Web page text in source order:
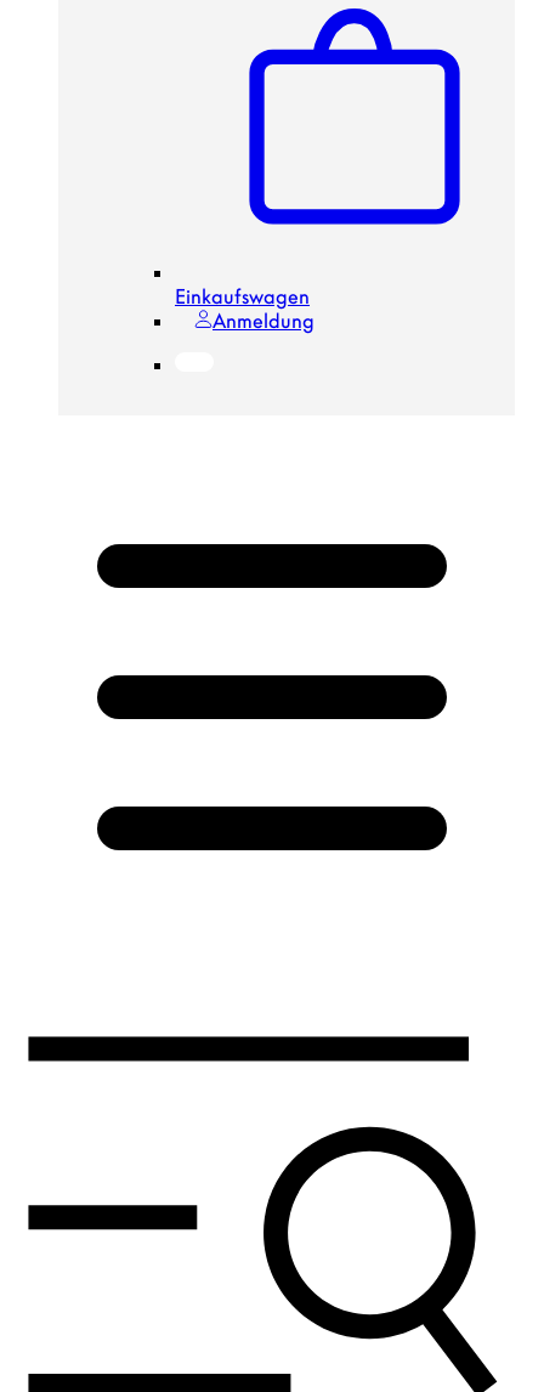
Einkaufswagen
Anmeldung